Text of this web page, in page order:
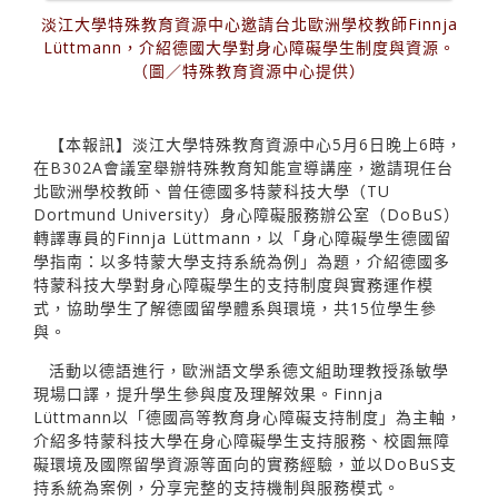
淡江大學特殊教育資源中心邀請台北歐洲學校教師Finnja
Lüttmann，介紹德國大學對身心障礙學生制度與資源。
（圖／特殊教育資源中心提供）
【本報訊】淡江大學特殊教育資源中心5月6日晚上6時，
在B302A會議室舉辦特殊教育知能宣導講座，邀請現任台
北歐洲學校教師、曾任德國多特蒙科技大學（TU
Dortmund University）身心障礙服務辦公室（DoBuS）
轉譯專員的Finnja Lüttmann，以「身心障礙學生德國留
學指南：以多特蒙大學支持系統為例」為題，介紹德國多
特蒙科技大學對身心障礙學生的支持制度與實務運作模
式，協助學生了解德國留學體系與環境，共15位學生參
與。
活動以德語進行，歐洲語文學系德文組助理教授孫敏學
現場口譯，提升學生參與度及理解效果。Finnja
Lüttmann以「德國高等教育身心障礙支持制度」為主軸，
介紹多特蒙科技大學在身心障礙學生支持服務、校園無障
礙環境及國際留學資源等面向的實務經驗，並以DoBuS支
持系統為案例，分享完整的支持機制與服務模式。